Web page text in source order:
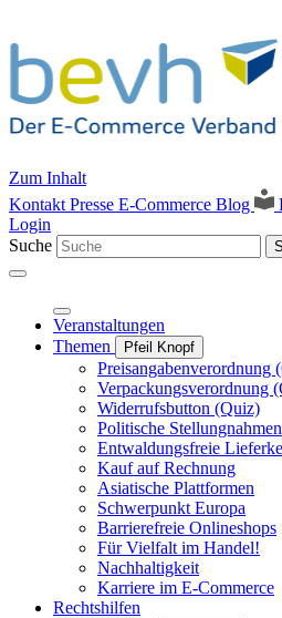
Zum Inhalt
Kontakt Presse E-Commerce Blog
Login
Suche
Veranstaltungen
Themen
Pfeil Knopf
Preisangabenverordnung
Verpackungsverordnung
Widerrufsbutton (Quiz)
Politische Stellungnahmen
Entwaldungsfreie
Kauf auf Rechnung
Asiatische Plattformen
Schwerpunkt Europa
Barrierefreie Onlineshops
Für Vielfalt im Handel!
Nachhaltigkeit
Karriere im E-Commerce
Rechtshilfen